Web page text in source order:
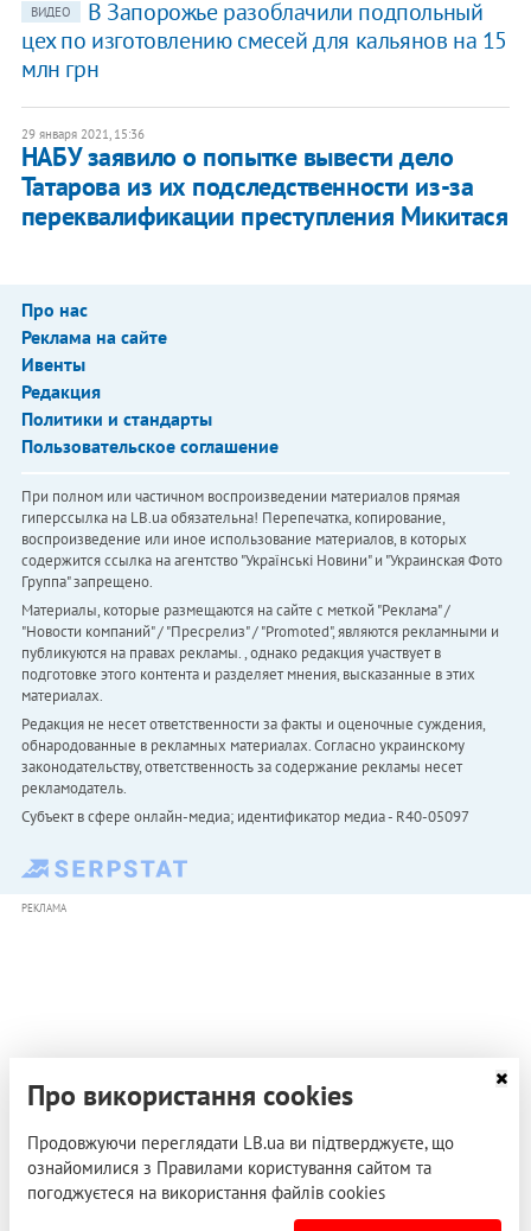
ВИДЕО
В Запорожье разоблачили подпольный
цех по изготовлению смесей для кальянов на 15
млн грн
29 января 2021, 15:36
НАБУ заявило о попытке вывести дело
Татарова из их подследственности из-за
переквалификации преступления Микитася
Про нас
Реклама на сайте
Ивенты
Редакция
Политики и стандарты
Пользовательское соглашение
При полном или частичном воспроизведении материалов прямая
гиперссылка на LB.ua обязательна! Перепечатка, копирование,
воспроизведение или иное использование материалов, в которых
содержится ссылка на агентство "Українськi Новини" и "Украинская Фото
Группа" запрещено.
Материалы, которые размещаются на сайте с меткой "Реклама" /
"Новости компаний" / "Пресрелиз" / "Promoted", являются рекламными и
публикуются на правах рекламы. , однако редакция участвует в
подготовке этого контента и разделяет мнения, высказанные в этих
материалах.
Редакция не несет ответственности за факты и оценочные суждения,
обнародованные в рекламных материалах. Согласно украинскому
законодательству, ответственность за содержание рекламы несет
рекламодатель.
Субъект в сфере онлайн-медиа; идентификатор медиа - R40-05097
РЕКЛАМА
Про використання cookies
Продовжуючи переглядати LB.ua ви підтверджуєте, що
ознайомилися з Правилами користування сайтом та
погоджуєтеся на використання файлів cookies